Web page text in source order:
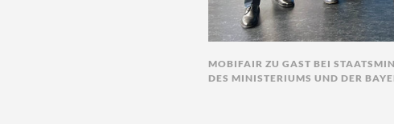
MOBIFAIR ZU GAST BEI
DES MINISTERIUMS UND DER